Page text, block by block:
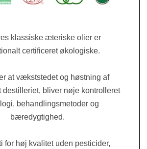
klassiske æteriske olier er
certificeret økologiske.
at vækststedet og høstning af
destilleriet, bliver nøje kontrolleret
i, behandlingsmetoder og
bæredygtighed.
for høj kvalitet uden pesticider,